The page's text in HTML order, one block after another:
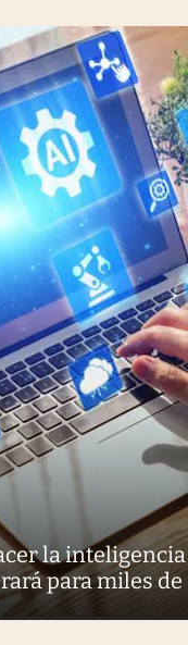
la inteligencia
para miles de